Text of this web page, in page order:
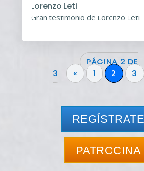
Lorenzo Leti
Gran testimonio de Lorenzo Leti
PÁGINA 2 DE
3
« 1 2 3
REGÍSTRATE
PATROCINA